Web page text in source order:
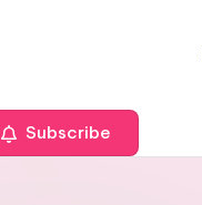
Subscribe